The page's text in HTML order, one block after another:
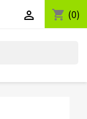
shopping_cart (0)
